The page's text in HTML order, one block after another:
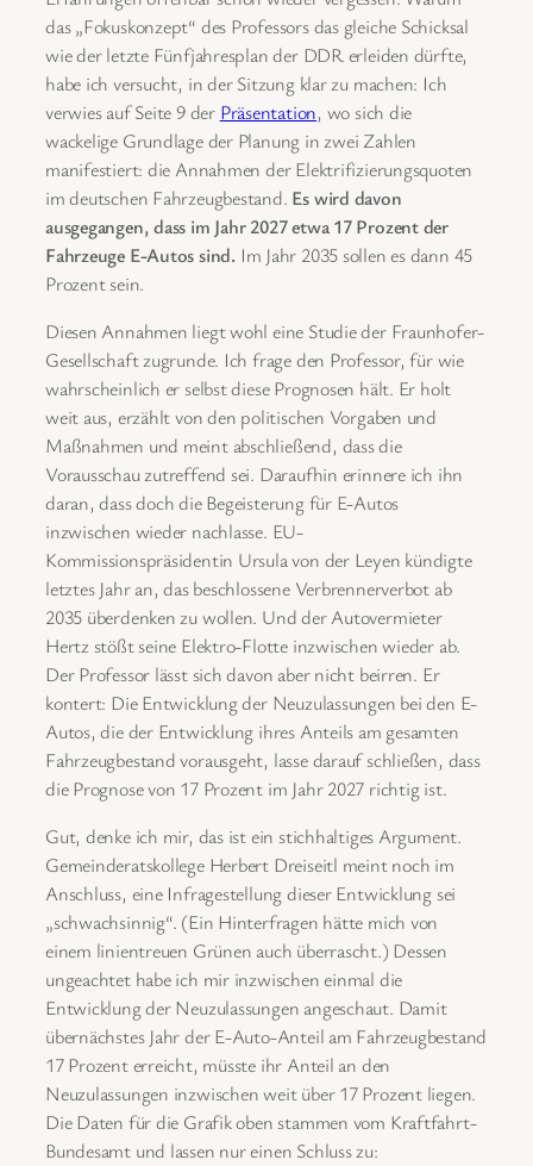
das „Fokuskonzept“ des Professors das gleiche Schicksal
wie der letzte Fünfjahresplan der DDR erleiden dürfte,
habe ich versucht, in der Sitzung klar zu machen: Ich
verwies auf Seite 9 der Präsentation, wo sich die
wackelige Grundlage der Planung in zwei Zahlen
manifestiert: die Annahmen der Elektrifizierungsquoten
im deutschen Fahrzeugbestand. Es wird davon
ausgegangen, dass im Jahr 2027 etwa 17 Prozent der
Fahrzeuge E-Autos sind. Im Jahr 2035 sollen es dann 45
Prozent sein.
Diesen Annahmen liegt wohl eine Studie der Fraunhofer-
Gesellschaft zugrunde. Ich frage den Professor, für wie
wahrscheinlich er selbst diese Prognosen hält. Er holt
weit aus, erzählt von den politischen Vorgaben und
Maßnahmen und meint abschließend, dass die
Vorausschau zutreffend sei. Daraufhin erinnere ich ihn
daran, dass doch die Begeisterung für E-Autos
inzwischen wieder nachlasse. EU-
Kommissionspräsidentin Ursula von der Leyen kündigte
letztes Jahr an, das beschlossene Verbrennerverbot ab
2035 überdenken zu wollen. Und der Autovermieter
Hertz stößt seine Elektro-Flotte inzwischen wieder ab.
Der Professor lässt sich davon aber nicht beirren. Er
kontert: Die Entwicklung der Neuzulassungen bei den E-
Autos, die der Entwicklung ihres Anteils am gesamten
Fahrzeugbestand vorausgeht, lasse darauf schließen, dass
die Prognose von 17 Prozent im Jahr 2027 richtig ist.
Gut, denke ich mir, das ist ein stichhaltiges Argument.
Gemeinderatskollege Herbert Dreiseitl meint noch im
Anschluss, eine Infragestellung dieser Entwicklung sei
„schwachsinnig“. (Ein Hinterfragen hätte mich von
einem linientreuen Grünen auch überrascht.) Dessen
ungeachtet habe ich mir inzwischen einmal die
Entwicklung der Neuzulassungen angeschaut. Damit
übernächstes Jahr der E-Auto-Anteil am Fahrzeugbestand
17 Prozent erreicht, müsste ihr Anteil an den
Neuzulassungen inzwischen weit über 17 Prozent liegen.
Die Daten für die Grafik oben stammen vom Kraftfahrt-
Bundesamt und lassen nur einen Schluss zu: